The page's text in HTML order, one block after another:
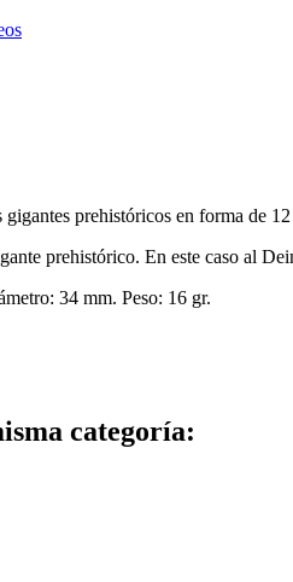
gigantes prehistóricos en forma de
prehistórico. En este caso al
34 mm. Peso: 16 gr.
categoría: